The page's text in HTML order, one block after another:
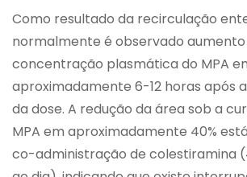
Como resultado da recirculação
normalmente é observado
concentração plasmática do MPA
aproximadamente 6-12 horas após
da dose. A redução da área sob a
MPA em aproximadamente 40%
co-administração de colestiramina